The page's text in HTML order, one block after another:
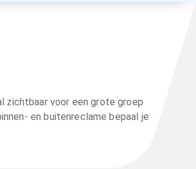
zichtbaar voor een grote groep
en buitenreclame bepaal je